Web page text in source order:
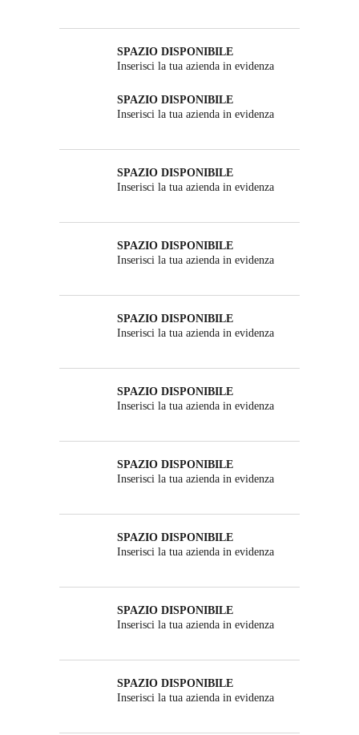
SPAZIO DISPONIBILE
Inserisci la tua azienda in evidenza
SPAZIO DISPONIBILE
Inserisci la tua azienda in evidenza
SPAZIO DISPONIBILE
Inserisci la tua azienda in evidenza
SPAZIO DISPONIBILE
Inserisci la tua azienda in evidenza
SPAZIO DISPONIBILE
Inserisci la tua azienda in evidenza
SPAZIO DISPONIBILE
Inserisci la tua azienda in evidenza
SPAZIO DISPONIBILE
Inserisci la tua azienda in evidenza
SPAZIO DISPONIBILE
Inserisci la tua azienda in evidenza
SPAZIO DISPONIBILE
Inserisci la tua azienda in evidenza
SPAZIO DISPONIBILE
Inserisci la tua azienda in evidenza